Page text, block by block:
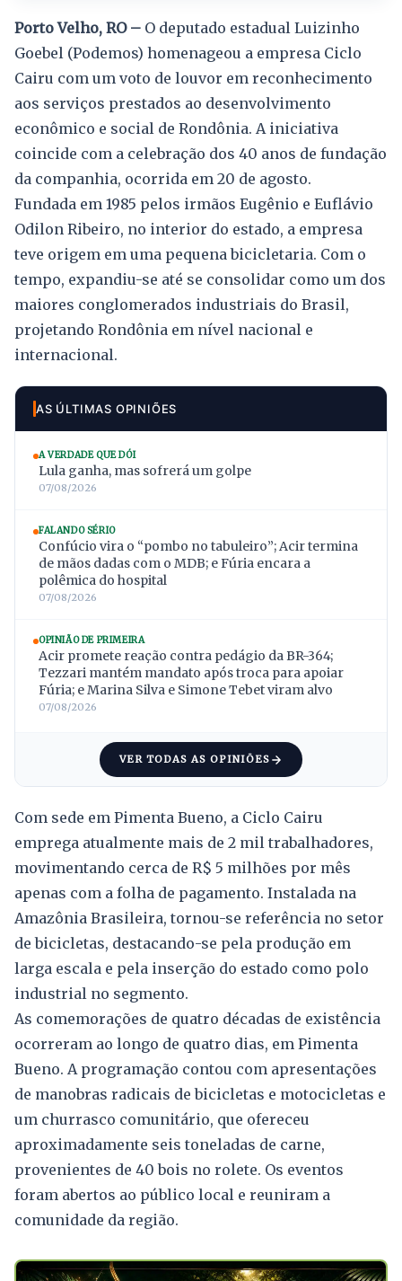
Porto Velho, RO – O deputado estadual Luizinho
Goebel (Podemos) homenageou a empresa Ciclo
Cairu com um voto de louvor em reconhecimento
aos serviços prestados ao desenvolvimento
econômico e social de Rondônia. A iniciativa
coincide com a celebração dos 40 anos de fundação
da companhia, ocorrida em 20 de agosto.
Fundada em 1985 pelos irmãos Eugênio e Euflávio
Odilon Ribeiro, no interior do estado, a empresa
teve origem em uma pequena bicicletaria. Com o
tempo, expandiu-se até se consolidar como um dos
maiores conglomerados industriais do Brasil,
projetando Rondônia em nível nacional e
internacional.
AS ÚLTIMAS OPINIÕES
A VERDADE QUE DÓI
Lula ganha, mas sofrerá um golpe
07/08/2026
FALANDO SÉRIO
Confúcio vira o “pombo no tabuleiro”; Acir termina
de mãos dadas com o MDB; e Fúria encara a
polêmica do hospital
07/08/2026
OPINIÃO DE PRIMEIRA
Acir promete reação contra pedágio da BR-364;
Tezzari mantém mandato após troca para apoiar
Fúria; e Marina Silva e Simone Tebet viram alvo
07/08/2026
VER TODAS AS OPINIÕES
Com sede em Pimenta Bueno, a Ciclo Cairu
emprega atualmente mais de 2 mil trabalhadores,
movimentando cerca de R$ 5 milhões por mês
apenas com a folha de pagamento. Instalada na
Amazônia Brasileira, tornou-se referência no setor
de bicicletas, destacando-se pela produção em
larga escala e pela inserção do estado como polo
industrial no segmento.
As comemorações de quatro décadas de existência
ocorreram ao longo de quatro dias, em Pimenta
Bueno. A programação contou com apresentações
de manobras radicais de bicicletas e motocicletas e
um churrasco comunitário, que ofereceu
aproximadamente seis toneladas de carne,
provenientes de 40 bois no rolete. Os eventos
foram abertos ao público local e reuniram a
comunidade da região.